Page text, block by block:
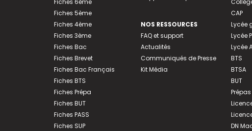
Fiches 6ème
Fiches 5ème
Fiches 4ème
Fiches 3ème
Fiches Bac
Fiches Brevet
Fiches Bac Français
Fiches BTS
Fiches Prépa
Fiches BUT
Fiches PASS
Fiches SUP
NOS RESSOURCES
FAQ et support
Actualités
Communiqués de Presse
Kit Média
CAP
Lycée
Lycée
Lycée
BTS
BTSA
BUT
Prépas
DN